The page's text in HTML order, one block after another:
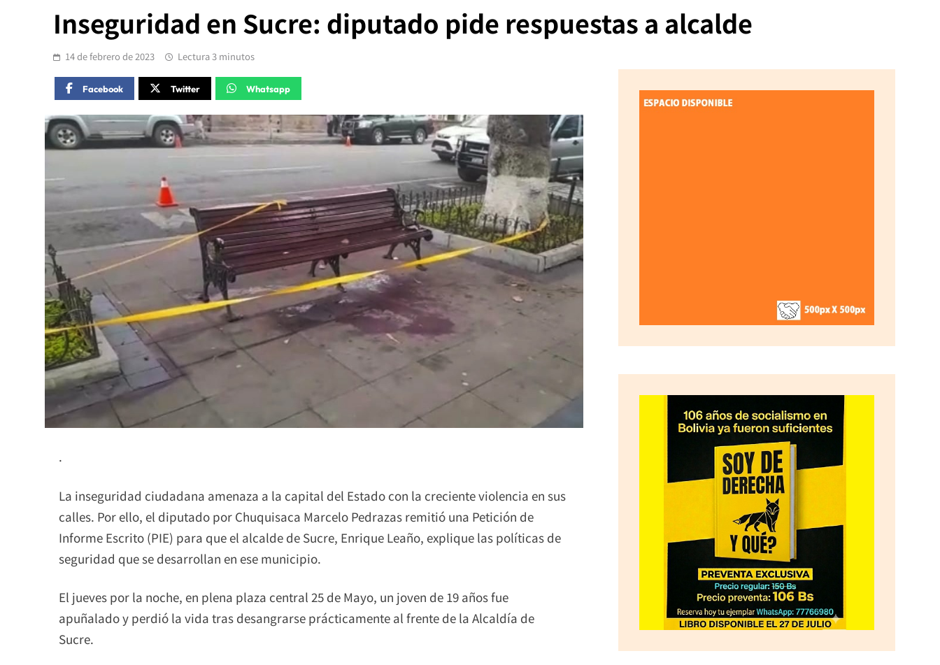
Inseguridad en Sucre: diputado pide respuestas a alcalde
14 de febrero de 2023 Lectura 3 minutos
Facebook Twitter Whatsapp
.
La inseguridad ciudadana amenaza a la capital del Estado con la creciente violencia en sus
calles. Por ello, el diputado por Chuquisaca Marcelo Pedrazas remitió una Petición de
Informe Escrito (PIE) para que el alcalde de Sucre, Enrique Leaño, explique las políticas de
seguridad que se desarrollan en ese municipio.
El jueves por la noche, en plena plaza central 25 de Mayo, un joven de 19 años fue
apuñalado y perdió la vida tras desangrarse prácticamente al frente de la Alcaldía de
Sucre.